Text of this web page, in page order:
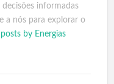
decisões informadas
a nós para explorar o
by Energias